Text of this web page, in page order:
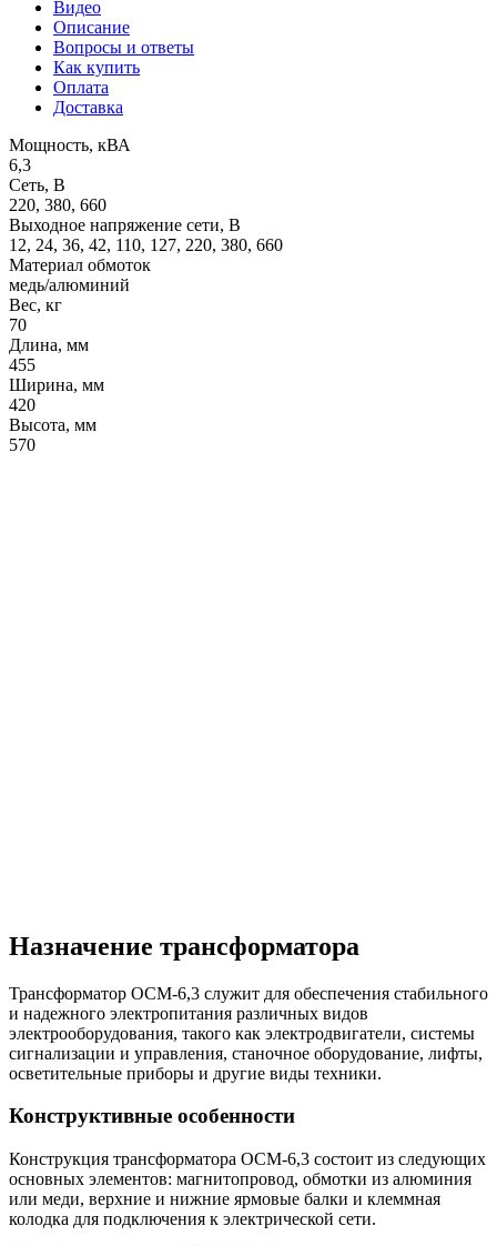
Видео
Описание
Вопросы и ответы
Как купить
Оплата
Доставка
Мощность, кВА
6,3
Сеть, В
220, 380, 660
Выходное напряжение сети, В
12, 24, 36, 42, 110, 127, 220, 380, 660
Материал обмоток
медь/алюминий
Вес, кг
70
Длина, мм
455
Ширина, мм
420
Высота, мм
570
Назначение трансформатора
Трансформатор ОСМ-6,3 служит для обеспечения стабильного
и надежного электропитания различных видов
электрооборудования, такого как электродвигатели, системы
сигнализации и управления, станочное оборудование, лифты,
осветительные приборы и другие виды техники.
Конструктивные особенности
Конструкция трансформатора ОСМ-6,3 состоит из следующих
основных элементов: магнитопровод, обмотки из алюминия
или меди, верхние и нижние ярмовые балки и клеммная
колодка для подключения к электрической сети.